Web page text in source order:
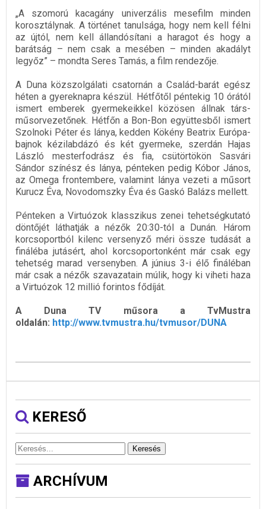
„A szomorú kacagány univerzális mesefilm minden
korosztálynak. A történet tanulsága, hogy nem kell félni
az újtól, nem kell állandósítani a haragot és hogy a
barátság – nem csak a mesében – minden akadályt
legyőz” – mondta Seres Tamás, a film rendezője.
A Duna közszolgálati csatornán a Család-barát egész
héten a gyereknapra készül. Hétfőtől péntekig 10 órától
ismert emberek gyermekeikkel közösen állnak társ-
műsorvezetőnek. Hétfőn a Bon-Bon együttesből ismert
Szolnoki Péter és lánya, kedden Kökény Beatrix Európa-
bajnok kézilabdázó és két gyermeke, szerdán Hajas
László mesterfodrász és fia, csütörtökön Sasvári
Sándor színész és lánya, pénteken pedig Kóbor János,
az Omega frontembere, valamint lánya vezeti a műsort
Kurucz Éva, Novodomszky Éva és Gaskó Balázs mellett.
Pénteken a Virtuózok klasszikus zenei tehetségkutató
döntőjét láthatják a nézők 20:30-tól a Dunán. Három
korcsoportból kilenc versenyző méri össze tudását a
fináléba jutásért, ahol korcsoportonként már csak egy
tehetség marad versenyben. A június 3-i élő fináléban
már csak a nézők szavazatain múlik, hogy ki viheti haza
a Virtuózok 12 millió forintos fődíját.
A Duna TV műsora a TvMustra
oldalán: http://www.tvmustra.hu/tvmusor/DUNA
KERESŐ
Keresés
ARCHÍVUM